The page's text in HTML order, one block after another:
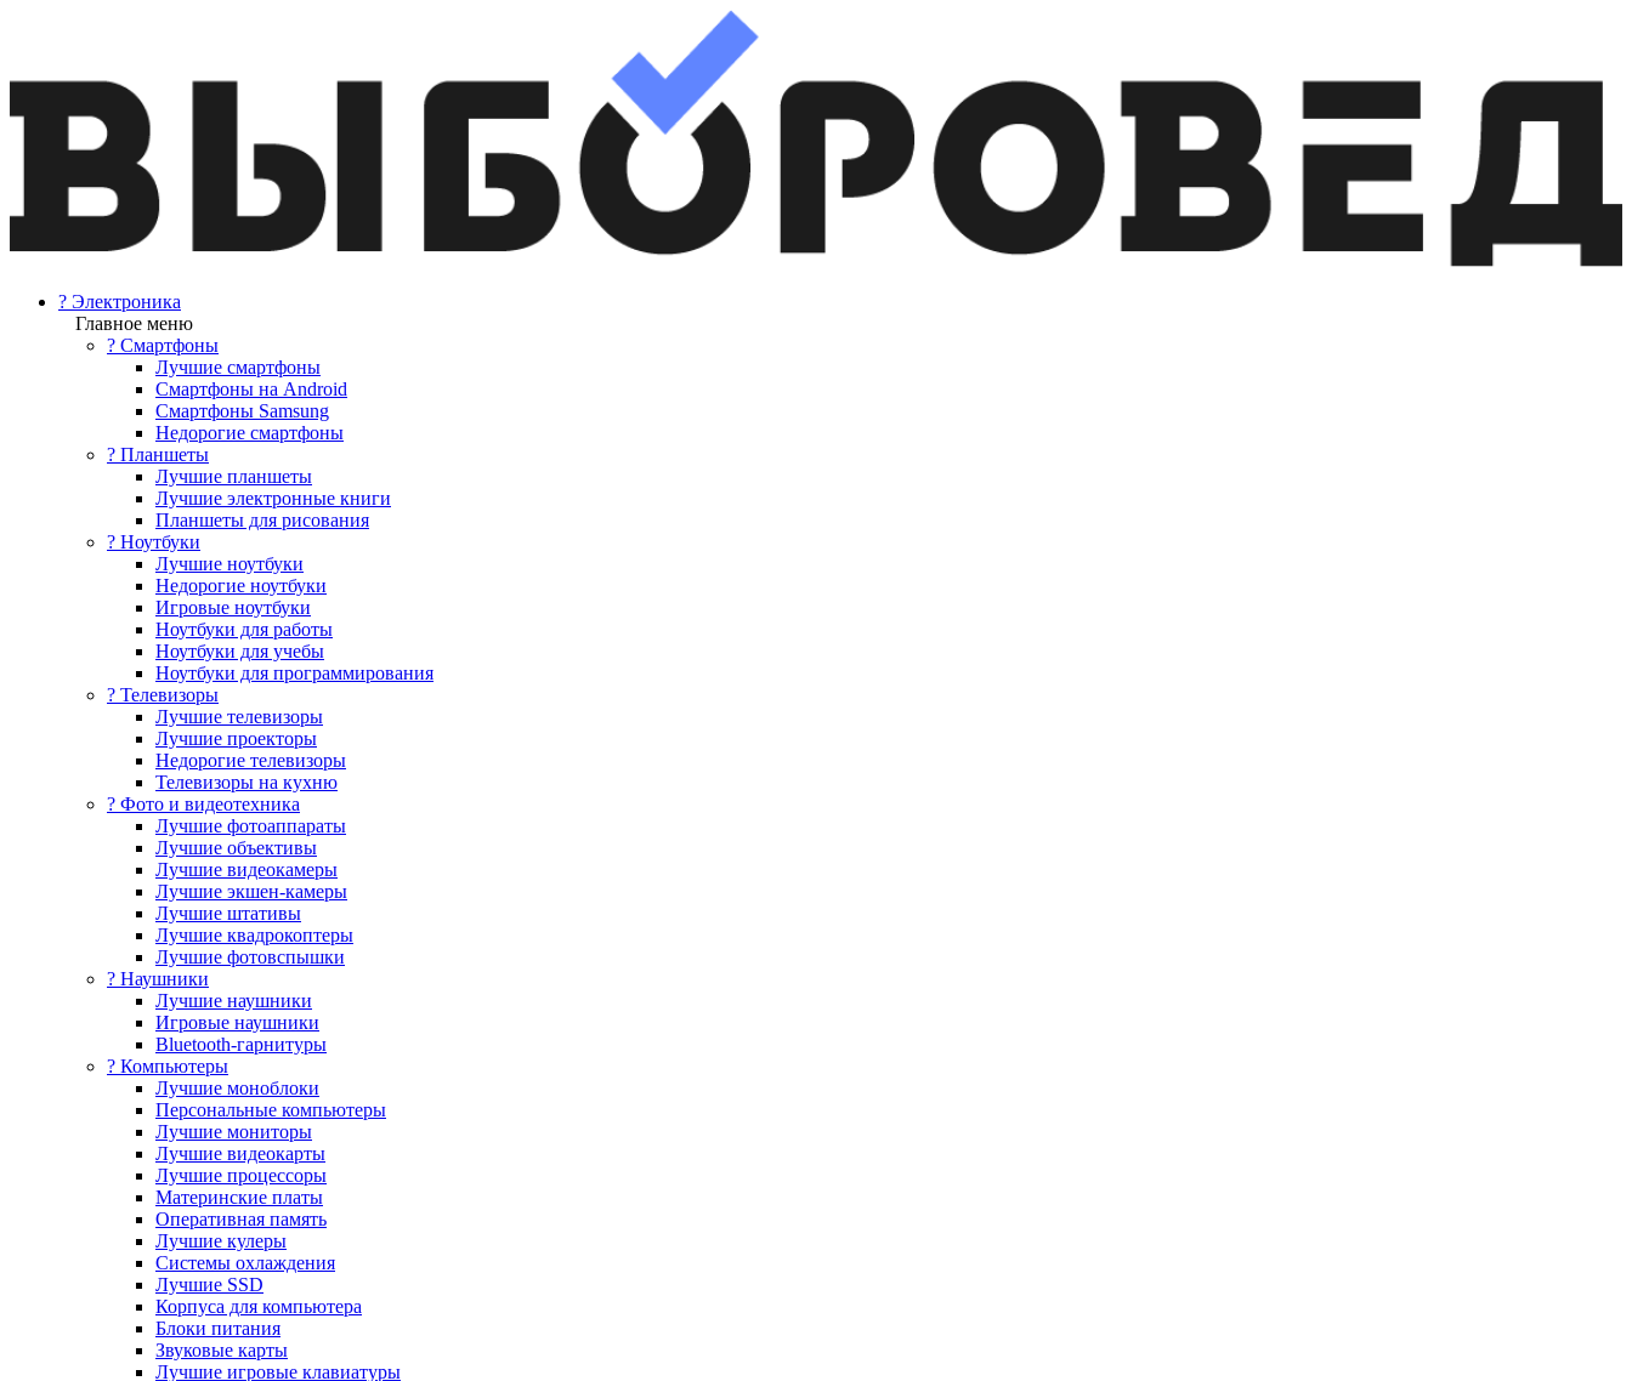
? Электроника
Главное меню
? Смартфоны
Лучшие смартфоны
Смартфоны на Android
Смартфоны Samsung
Недорогие смартфоны
? Планшеты
Лучшие планшеты
Лучшие электронные книги
Планшеты для рисования
? Ноутбуки
Лучшие ноутбуки
Недорогие ноутбуки
Игровые ноутбуки
Ноутбуки для работы
Ноутбуки для учебы
Ноутбуки для программирования
? Телевизоры
Лучшие телевизоры
Лучшие проекторы
Недорогие телевизоры
Телевизоры на кухню
? Фото и видеотехника
Лучшие фотоаппараты
Лучшие объективы
Лучшие видеокамеры
Лучшие экшен-камеры
Лучшие штативы
Лучшие квадрокоптеры
Лучшие фотовспышки
? Наушники
Лучшие наушники
Игровые наушники
Bluetooth-гарнитуры
?️ Компьютеры
Лучшие моноблоки
Персональные компьютеры
Лучшие мониторы
Лучшие видеокарты
Лучшие процессоры
Материнские платы
Оперативная память
Лучшие кулеры
Системы охлаждения
Лучшие SSD
Корпуса для компьютера
Блоки питания
Звуковые карты
Лучшие игровые клавиатуры